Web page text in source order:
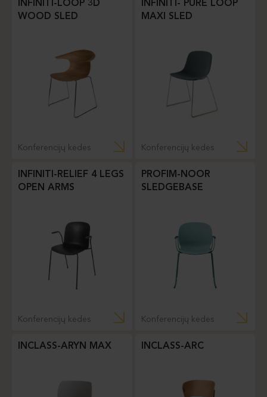
INFINITI-LOOP 3D
WOOD SLED
Konferencijų kėdės
INFINITI- PURE LOOP
MAXI SLED
Konferencijų kėdės
INFINITI-RELIEF 4 LEGS
OPEN ARMS
Konferencijų kėdės
PROFIM-NOOR
SLEDGEBASE
Konferencijų kėdės
INCLASS-ARYN MAX INCLASS-ARC